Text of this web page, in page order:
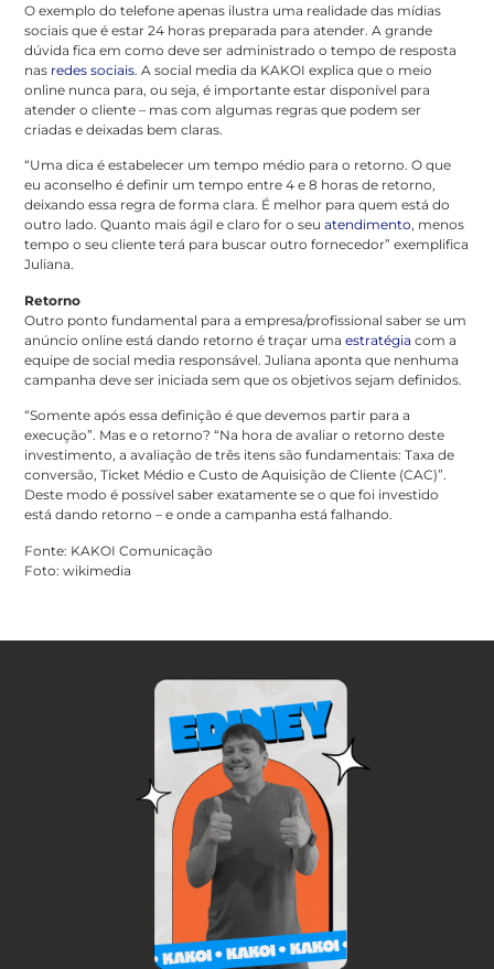
O exemplo do telefone apenas ilustra uma realidade das mídias
sociais que é estar 24 horas preparada para atender. A grande
dúvida fica em como deve ser administrado o tempo de resposta
nas redes sociais. A social media da KAKOI explica que o meio
online nunca para, ou seja, é importante estar disponível para
atender o cliente – mas com algumas regras que podem ser
criadas e deixadas bem claras.
“Uma dica é estabelecer um tempo médio para o retorno. O que
eu aconselho é definir um tempo entre 4 e 8 horas de retorno,
deixando essa regra de forma clara. É melhor para quem está do
outro lado. Quanto mais ágil e claro for o seuatendimento, menos
tempo o seu cliente terá para buscar outro fornecedor” exemplifica
Juliana.
Retorno
Outro ponto fundamental para a empresa/profissional saber se um
anúncio online está dando retorno é traçar umaestratégia com a
equipe de social media responsável. Juliana aponta que nenhuma
campanha deve ser iniciada sem que os objetivos sejam definidos.
“Somente após essa definição é que devemos partir para a
execução”. Mas e o retorno? “Na hora de avaliar o retorno deste
investimento, a avaliação de três itens são fundamentais: Taxa de
conversão, Ticket Médio e Custo de Aquisição de Cliente (CAC)”.
Deste modo é possível saber exatamente se o que foi investido
está dando retorno – e onde a campanha está falhando.
Fonte: KAKOI Comunicação
Foto: wikimedia